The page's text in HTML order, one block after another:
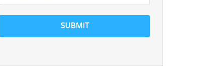
SUBMIT